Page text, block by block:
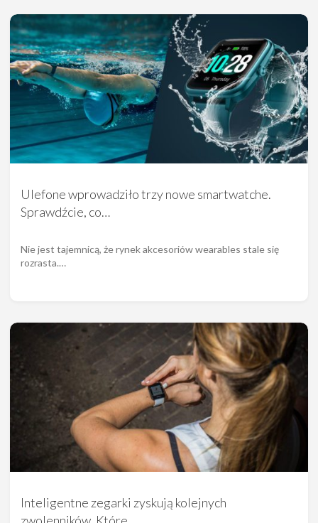
Ulefone wprowadziło trzy nowe smartwatche.
Sprawdźcie, co…
Nie jest tajemnicą, że rynek akcesoriów wearables stale się
rozrasta.…
Inteligentne zegarki zyskują kolejnych